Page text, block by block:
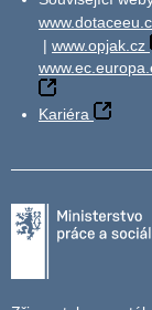
| www.opjak.cz
Kariéra